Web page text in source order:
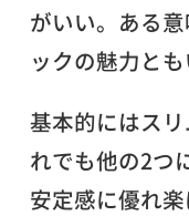
がいい。ある
ックの魅力とも
基本的にはス
れでも他の2つ
安定感に優れ